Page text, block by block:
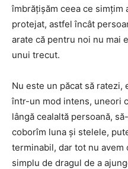
îmbrățișăm ceea ce simțim
protejat, astfel încât
arate că pentru noi nu mai
unui trecut.
Nu este un păcat să ratezi,
într-un mod intens, uneori
lângă cealaltă persoană,
coborîm luna și stelele,
terminabil, dar tot nu
simplu de dragul de a